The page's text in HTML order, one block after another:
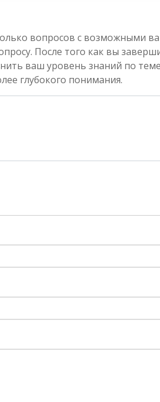
вопросов с возможными
После того как вы
ваш уровень знаний по
глубокого понимания.